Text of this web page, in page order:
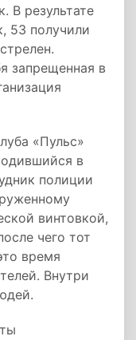
В результате
53 получили
запрещенная в
«Пульс»
в
полиции
винтовкой,
чего тот
время
Внутри